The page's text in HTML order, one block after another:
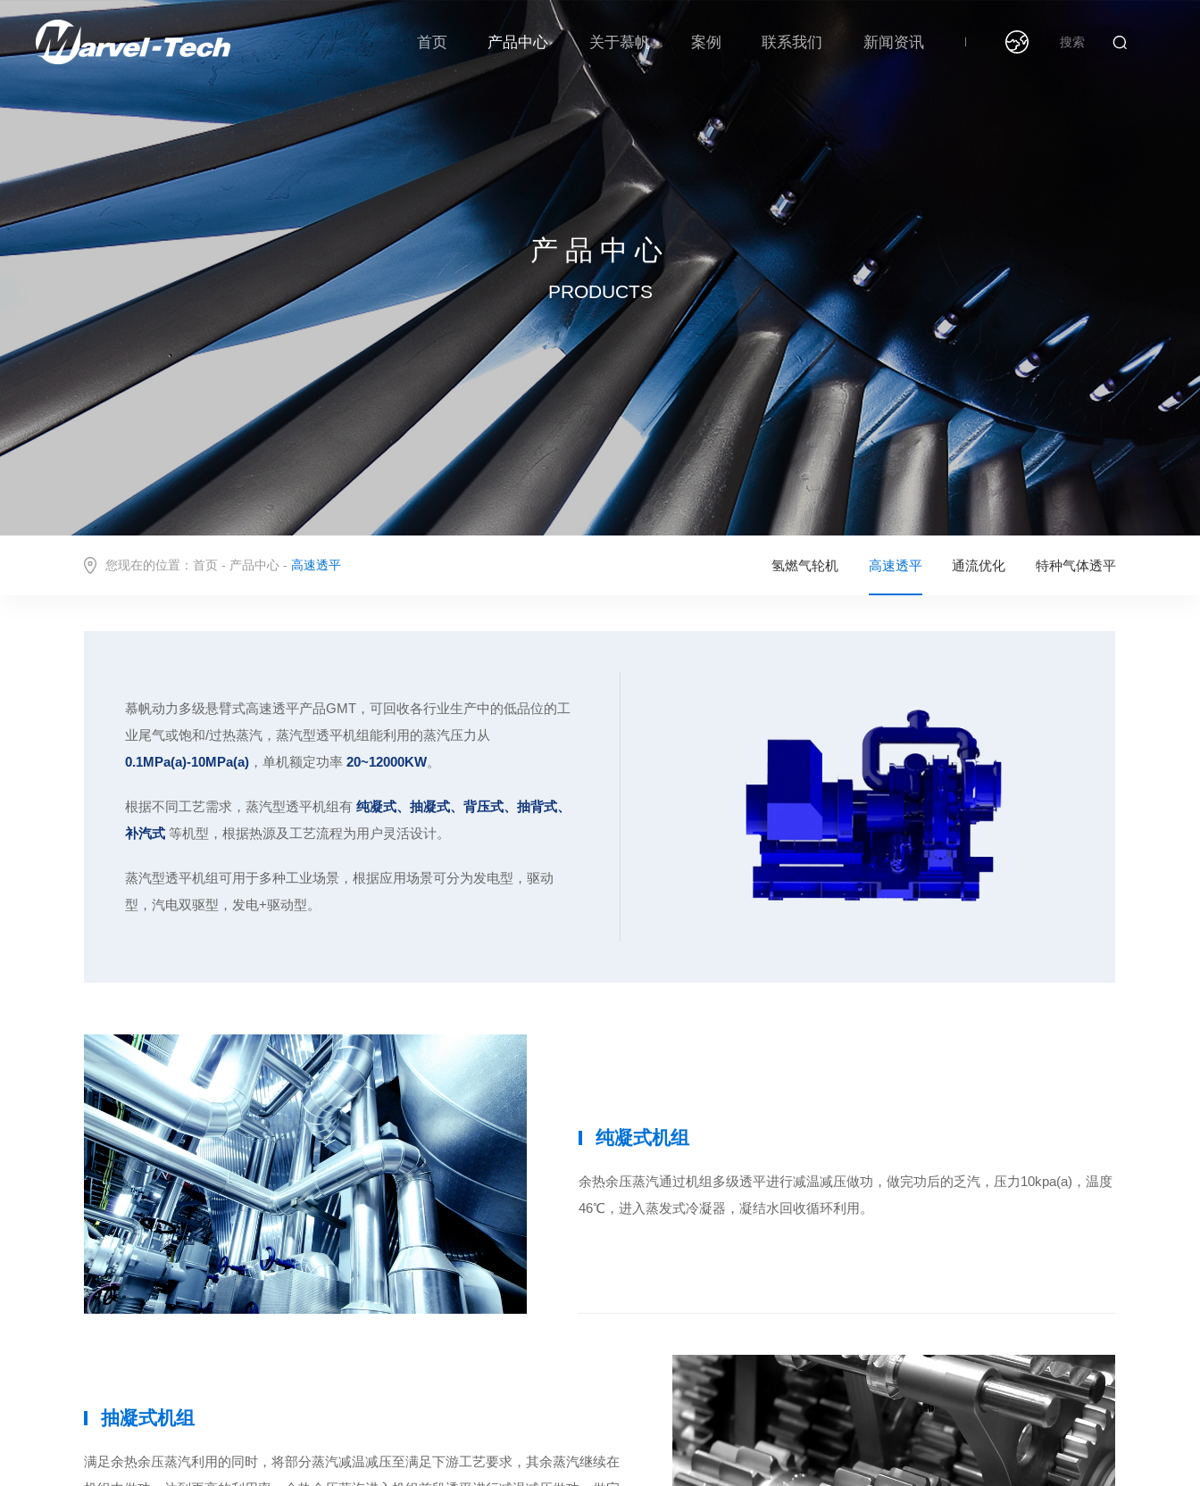
首页 产品中心 关于慕帆 案例 联系我们 新闻资讯
产品中心
PRODUCTS
您现在的位置：首页 - 产品中心 -高速透平 氢燃气轮机 高速透平 通流优化 特种气体透平
慕帆动力多级悬臂式高速透平产品GMT，可回收各行业生产中的低品位的工
业尾气或饱和/过热蒸汽，蒸汽型透平机组能利用的蒸汽压力从
0.1MPa(a)-10MPa(a) ，单机额定功率20~12000KW。
根据不同工艺需求，蒸汽型透平机组有纯凝式、抽凝式、背压式、抽背式、
补汽式 等机型，根据热源及工艺流程为用户灵活设计。
蒸汽型透平机组可用于多种工业场景，根据应用场景可分为发电型，驱动
型，汽电双驱型，发电+驱动型。
纯凝式机组
余热余压蒸汽通过机组多级透平进行减温减压做功，做完功后的乏汽，压力10kpa(a)，温度
46℃，进入蒸发式冷凝器，凝结水回收循环利用。
抽凝式机组
满足余热余压蒸汽利用的同时，将部分蒸汽减温减压至满足下游工艺要求，其余蒸汽继续在